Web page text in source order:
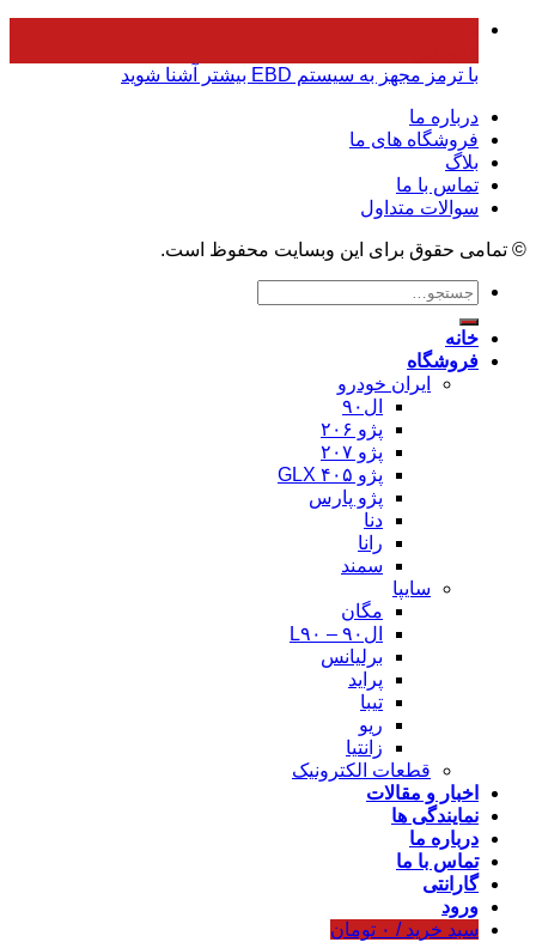
با ترمز مجهز به سیستم EBD بیشتر آشنا شوید
درباره ما
فروشگاه های ما
بلاگ
تماس با ما
سوالات متداول
© تمامی حقوق برای این وبسایت محفوظ است.
جستجو
خانه
فروشگاه
ایران خودرو
ال۹۰
پژو ۲۰۶
پژو ۲۰۷
پژو ۴۰۵ GLX
پژو پارس
دنا
رانا
سمند
سایپا
مگان
ال۹۰ – L۹۰
برلیانس
پراید
تیبا
ریو
زانتیا
قطعات الکترونیک
اخبار و مقالات
نمایندگی ها
درباره ما
تماس با ما
گارانتی
ورود
سبد خرید / ۰ تومان